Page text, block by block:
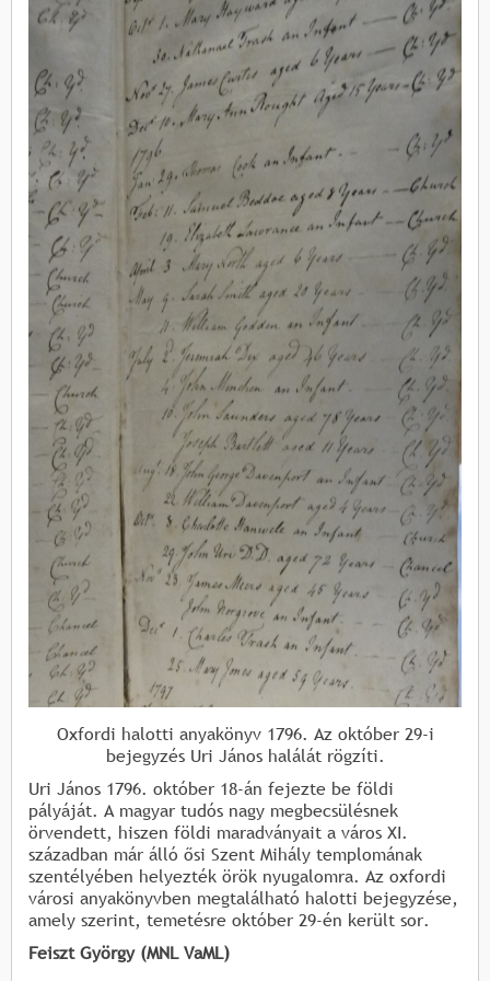
Oxfordi halotti anyakönyv 1796. Az október 29-i
bejegyzés Uri János halálát rögzíti.
Uri János 1796. október 18-án fejezte be földi
pályáját. A magyar tudós nagy megbecsülésnek
örvendett, hiszen földi maradványait a város XI.
században már álló ősi Szent Mihály templomának
szentélyében helyezték örök nyugalomra. Az oxfordi
városi anyakönyvben megtalálható halotti bejegyzése,
amely szerint, temetésre október 29-én került sor.
Feiszt György (MNL VaML)